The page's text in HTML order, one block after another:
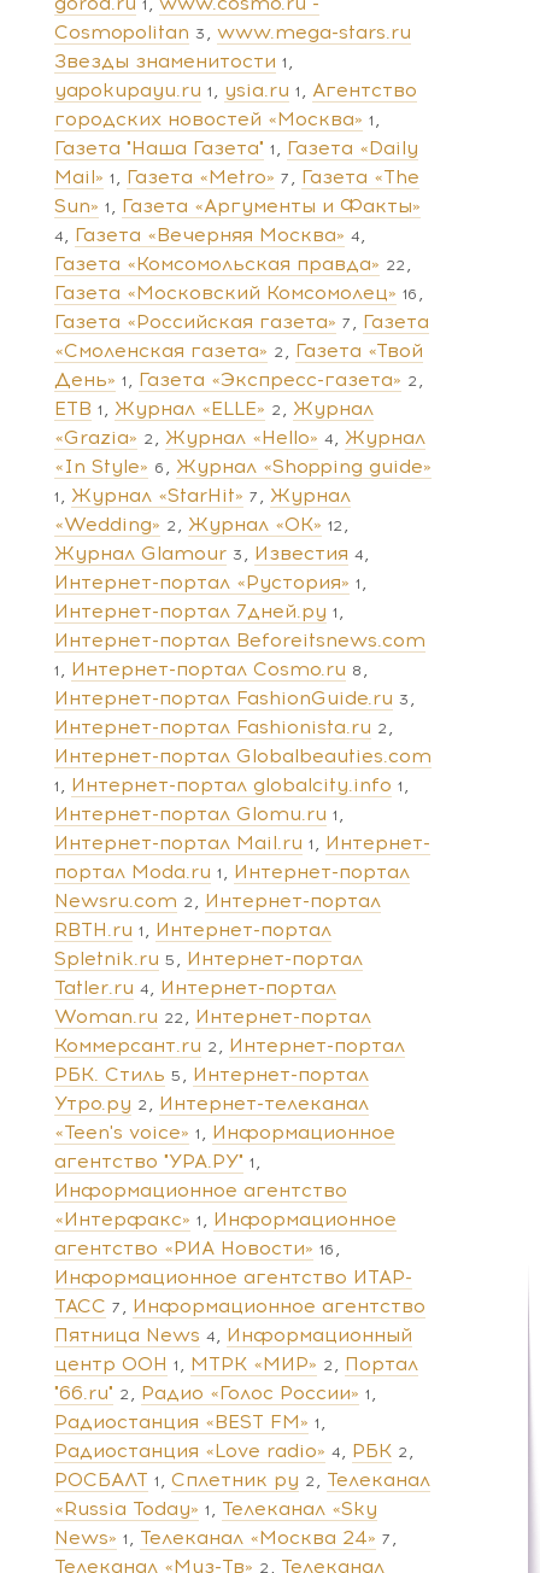
1
Cosmopolitan 3
www.mega-stars.ru
Звезды знаменитости 1
yapokupayu.ru 1 ysia.ru 1
Агентство
городских новостей «Москва» 1
Газета "Наша Газета" 1
Газета «Daily
Mail» 1 Газета «Metro» 7
Газета «The
Sun» 1 Газета «Аргументы и Факты»
4 Газета «Вечерняя Москва» 4
Газета «Комсомольская правда» 22
Газета «Московский Комсомолец» 16
Газета «Российская газета» 7
Газета
«Смоленская газета» 2
Газета «Твой
День» 1 Газета «Экспресс-газета» 2
ЕТВ 1 Журнал «ELLE» 2
Журнал
«Grazia» 2 Журнал «Hello» 4
Журнал
«In Style» 6 Журнал «Shopping guide»
1 Журнал «StarHit» 7
Журнал
«Wedding» 2 Журнал «ОК» 12
Журнал Glamour 3 Известия 4
Интернет-портал «Рустория» 1
Интернет-портал 7дней.ру 1
Интернет-портал Beforeitsnews.com
1 Интернет-портал Cosmo.ru 8
Интернет-портал FashionGuide.ru 3
Интернет-портал Fashionista.ru 2
Интернет-портал Globalbeauties.com
1 Интернет-портал globalcity.info 1
Интернет-портал Glomu.ru 1
Интернет-портал Mail.ru 1
Интернет-
портал Moda.ru 1
Интернет-портал
Newsru.com 2
Интернет-портал
RBTH.ru 1
Интернет-портал
Spletnik.ru 5
Интернет-портал
Tatler.ru 4
Интернет-портал
Woman.ru 22
Интернет-портал
Коммерсант.ru 2
Интернет-портал
РБК. Стиль 5
Интернет-портал
Утро.ру 2
Интернет-телеканал
«Teen's voice» 1
Информационное
агентство "УРА.РУ" 1
Информационное агентство
«Интерфакс» 1
Информационное
агентство «РИА Новости» 16
Информационное агентство ИТАР-
ТАСС 7
Информационное агентство
Пятница News 4
Информационный
центр ООН 1 МТРК «МИР» 2
Портал
"66.ru" 2 Радио «Голос России» 1
Радиостанция «BEST FM» 1
Радиостанция «Love radio» 4 РБК 2
РОСБАЛТ 1 Сплетник ру 2
Телеканал
«Russia Today» 1
Телеканал «Sky
News» 1 Телеканал «Москва 24» 7
Телеканал «Муз-Тв» 2 Телеканал